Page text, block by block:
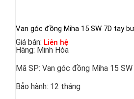
Van góc đồng Miha 15 SW 7D tay
Giá bán: Liên hệ
Hãng: Minh Hòa
Mã SP: Van góc đồng Miha 15
Bảo hành: 12 tháng